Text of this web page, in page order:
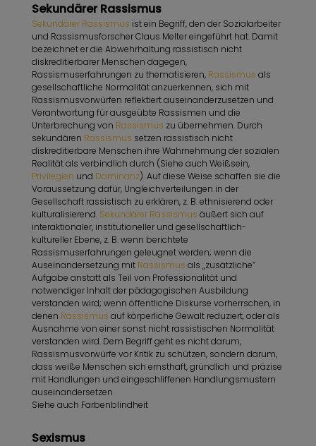
Sekundärer Rassismus
Sekundärer Rassismus ist ein Begriff, den der Sozialarbeiter
und Rassismusforscher Claus Melter eingeführt hat. Damit
bezeichnet er die Abwehrhaltung rassistisch nicht
diskreditierbarer Menschen dagegen,
Rassismuserfahrungen zu thematisieren, Rassismus als
gesellschaftliche Normalität anzuerkennen, sich mit
Rassismusvorwürfen reflektiert auseinanderzusetzen und
Verantwortung für ausgeübte Rassismen und die
Unterbrechung von Rassismus zu übernehmen. Durch
sekundären Rassismus setzen rassistisch nicht
diskreditierbare Menschen ihre Wahrnehmung der sozialen
Realität als verbindlich durch (Siehe auch Weißsein,
Privilegien und Dominanz). Auf diese Weise schaffen sie die
Voraussetzung dafür, Ungleichverteilungen in der
Gesellschaft rassistisch zu erklären, z. B. ethnisierend oder
kulturalisierend. Sekundärer Rassismus äußert sich auf
interaktionaler, institutioneller und gesellschaftlich-
kultureller Ebene, z. B. wenn berichtete
Rassismuserfahrungen geleugnet werden; wenn die
Auseinandersetzung mit Rassismus als „zusätzliche“
Aufgabe anstatt als Teil von Professionalität und
notwendiger Inhalt der pädagogischen Ausbildung
verstanden wird; wenn öffentliche Diskurse vorherrschen, in
denen Rassismus auf körperliche Gewalt reduziert, oder als
Ausnahme von einer sonst nicht rassistischen Normalität
verstanden wird. Dem Begriff geht es nicht darum,
Rassismusvorwürfe vor Kritik zu schützen, sondern darum,
dass weiße Menschen sich ernsthaft, gründlich und präzise
mit Handlungen und eingeschliffenen Handlungsmustern
auseinandersetzen.
Siehe auch Farbenblindheit
Sexismus